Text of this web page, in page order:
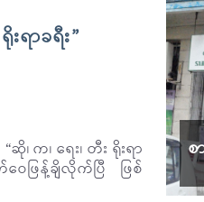
ရာခရီး”
၊ က၊ ရေး၊ တီး ရိုးရာ
ဖြန့်ချိလိုက်ပြီ ဖြစ်